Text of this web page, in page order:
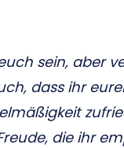
sein, aber
dass ihr
die ihr